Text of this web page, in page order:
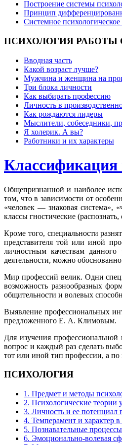
Построение системы
Принцип
Системное психологическое
ПСИХОЛОГИЯ РАБОТЫ
Вводная часть
Какой возраст лучше?
Мужчина и женщина на
Три блока личности
Как выбирать профессию
Личность в
Как рождаются лидеры
Мыслители, собеседники,
Я холерик. А вы?
Работники и их характеры
Классификация
Общепризнанной и наиболее
том, что в зависимости от
«человек — знаковая система»,
классы гностические
Кроме того, специальности
представителя той или иной
личностным качествам
деятельности, можно
Мир профессий велик. Одни
возможность разнообразных
общительности и волевых
Выявление профессиональных
предложенного Е. А. Климовым.
Для изучения
вопрос и каждый раз сделать
тот или иной тип профессии, а
ПСИХОЛОГИЯ
1. Предмет и методы
2. Психологические теории
3. Личность и ее потенциал
4. Темперамент и характер в
5. Познавательные
6. Эмоционально-волевая